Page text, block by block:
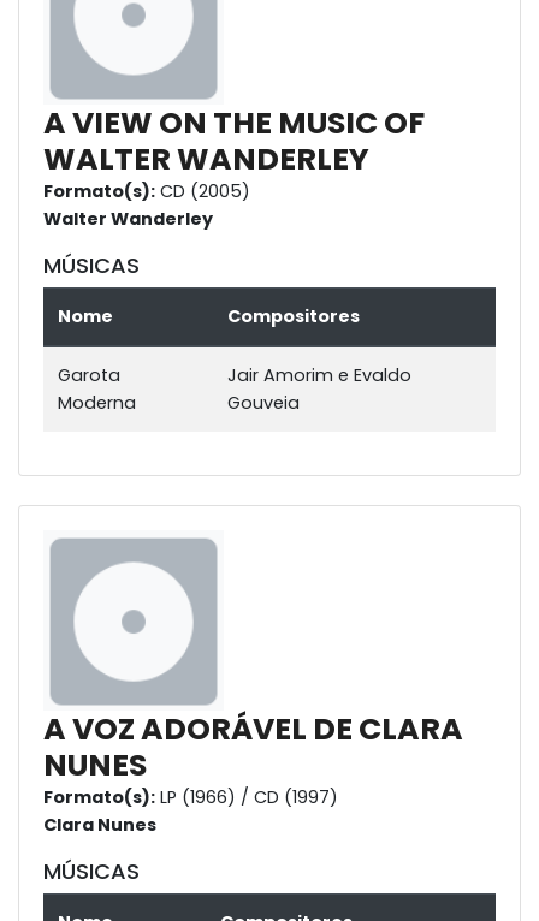
A VIEW ON THE MUSIC OF
WALTER WANDERLEY
Formato(s): CD (2005)
Walter Wanderley
MÚSICAS
Nome Compositores
Garota
Moderna
Jair Amorim e Evaldo
Gouveia
A VOZ ADORÁVEL DE CLARA
NUNES
Formato(s): LP (1966) / CD (1997)
Clara Nunes
MÚSICAS